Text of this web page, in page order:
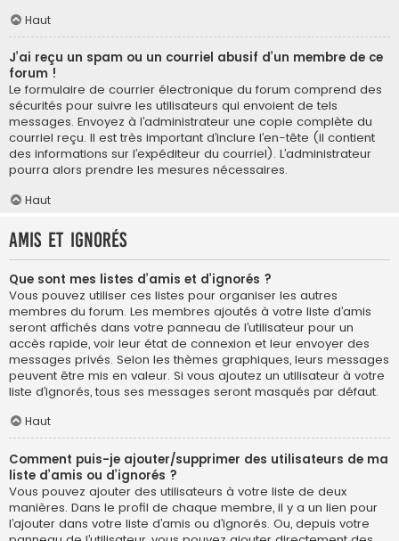
Haut
J’ai reçu un spam ou un courriel abusif d’un membre de ce
forum !
Le formulaire de courrier électronique du forum comprend des
sécurités pour suivre les utilisateurs qui envoient de tels
messages. Envoyez à l’administrateur une copie complète du
courriel reçu. Il est très important d’inclure l’en-tête (il contient
des informations sur l’expéditeur du courriel). L’administrateur
pourra alors prendre les mesures nécessaires.
Haut
Amis et ignorés
Que sont mes listes d’amis et d’ignorés ?
Vous pouvez utiliser ces listes pour organiser les autres
membres du forum. Les membres ajoutés à votre liste d’amis
seront affichés dans votre panneau de l’utilisateur pour un
accès rapide, voir leur état de connexion et leur envoyer des
messages privés. Selon les thèmes graphiques, leurs messages
peuvent être mis en valeur. Si vous ajoutez un utilisateur à votre
liste d’ignorés, tous ses messages seront masqués par défaut.
Haut
Comment puis-je ajouter/supprimer des utilisateurs de ma
liste d’amis ou d’ignorés ?
Vous pouvez ajouter des utilisateurs à votre liste de deux
manières. Dans le profil de chaque membre, il y a un lien pour
l’ajouter dans votre liste d’amis ou d’ignorés. Ou, depuis votre